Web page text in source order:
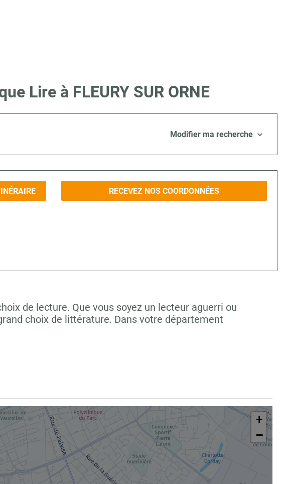
Lire à FLEURY SUR ORNE
Modifier ma recherche
RECEVEZ NOS COORDONNÉES
de lecture. Que vous soyez un lecteur aguerri ou
choix de littérature. Dans votre département
+
−